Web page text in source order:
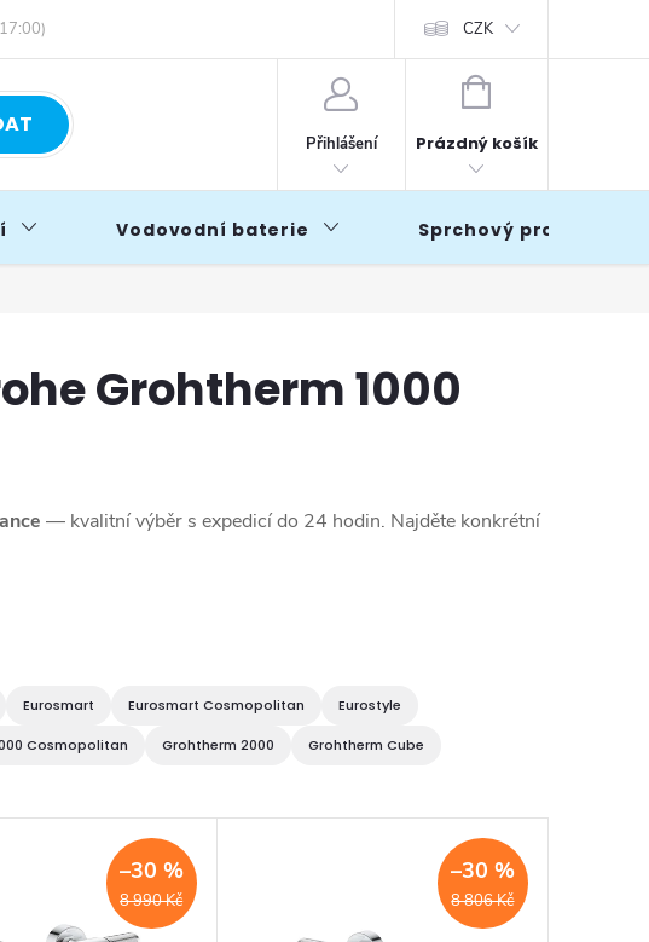
CZK
Přihlášení
NÁKUPNÍ
Prázdný košík
Vodovodní baterie Sprchový program
Grohtherm 1000
— kvalitní výběr s expedicí do 24 hodin. Najděte konkrétní
Eurosmart Eurosmart Cosmopolitan Eurostyle
Cosmopolitan Grohtherm 2000 Grohtherm Cube
8 990 Kč
–30 %
8 806 Kč
–30 %